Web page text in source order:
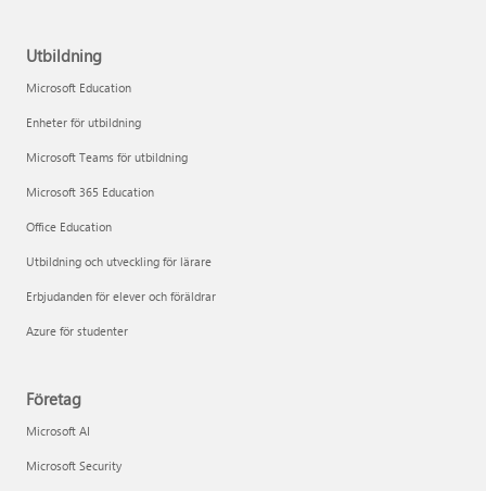
Utbildning
Microsoft Education
Enheter för utbildning
Microsoft Teams för utbildning
Microsoft 365 Education
Office Education
Utbildning och utveckling för lärare
Erbjudanden för elever och föräldrar
Azure för studenter
Företag
Microsoft AI
Microsoft Security